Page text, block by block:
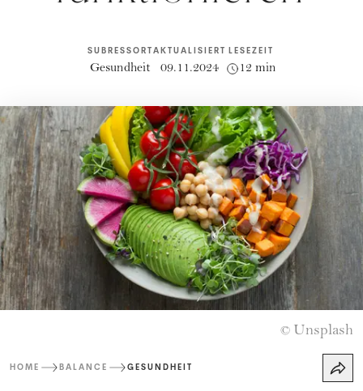
SUBRESSORT
Gesundheit
AKTUALISIERT
09.11.2024
LESEZEIT
12 min
© Unsplash
HOME BALANCE GESUNDHEIT